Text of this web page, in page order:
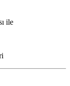
ile